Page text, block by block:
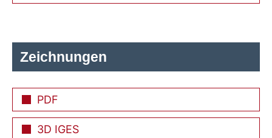
Zeichnungen
PDF
3D IGES